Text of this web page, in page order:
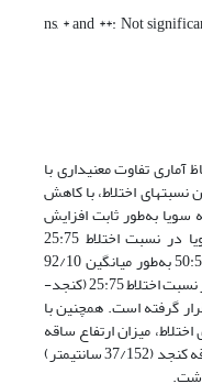
ns, * and **: Not
از لحاظ آماری تفاوت معنی­داری با
(جدول 4). در بین نسبت­های اختلاط، با کاهش
به‌طور ثابت افزایش
پیدا نکرد، به شکلی که ارتفاع ساقه سویا در نسبت اختلاط 25:75
(کنجد-سویا) در مقایسه با نسبت اختلاط 50:50 به‌طور میانگین 92/10
درصد بیشتر بود. به‌نظر می­رسد که سویا در نسبت اختلاط 25:75 (کنجد-
گرفته است. همچنین با
میزان ارتفاع ساقه
کنجد نیز افزایش یافت. بیشترین ارتفاع ساقه کنجد (37/152 سانتی­متر)